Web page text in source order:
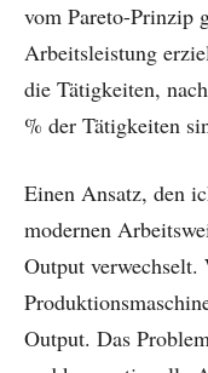
vom Pareto-Prinzip
Arbeitsleistung
die Tätigkeiten,
% der Tätigkeiten
Einen Ansatz, den
modernen
Output verwechselt.
Output. Das